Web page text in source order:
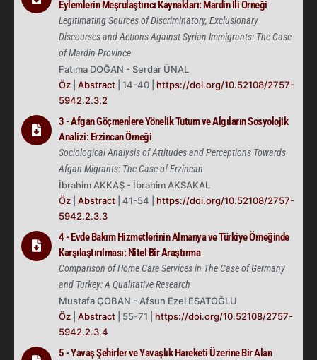
Eylemlerin Meşrulaştırıcı Kaynakları: Mardin İli Örneği
Legitimating Sources of Discriminatory, Exclusionary
Discourses and Actions Against Syrian Immigrants: The Case
of Mardin Province
Fatıma DOĞAN - Serdar ÜNAL
Öz
Abstract | 14-40 | https://doi.org/10.52108/2757-
5942.2.3.2
3 - Afgan Göçmenlere Yönelik Tutum ve Algıların Sosyolojik
Analizi: Erzincan Örneği
Sociological Analysis of Attitudes and Perceptions Towards
Afgan Migrants: The Case of Erzincan
İbrahim AKKAŞ - İbrahim AKSAKAL
Öz
Abstract | 41-54 | https://doi.org/10.52108/2757-
5942.2.3.3
4 - Evde Bakım Hizmetlerinin Almanya ve Türkiye Örneğinde
Karşılaştırılması: Nitel Bir Araştırma
Comparıson of Home Care Services in The Case of Germany
and Turkey: A Qualitative Research
Mustafa ÇOBAN - Afsun Ezel ESATOĞLU
Öz
Abstract | 55-71 | https://doi.org/10.52108/2757-
5942.2.3.4
5 - Yavaş Şehirler ve Yavaşlık Hareketi Üzerine Bir Alan